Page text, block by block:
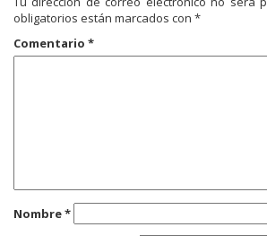
obligatorios están marcados con *
Comentario *
Nombre*